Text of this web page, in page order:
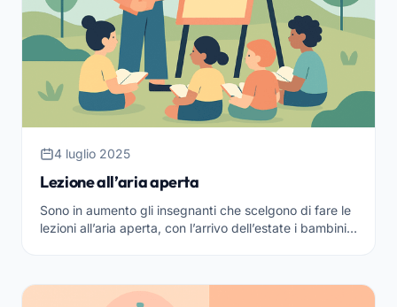
4 luglio 2025
Lezione all’aria aperta
Sono in aumento gli insegnanti che scelgono di fare le
lezioni all’aria aperta, con l’arrivo dell’estate i bambini